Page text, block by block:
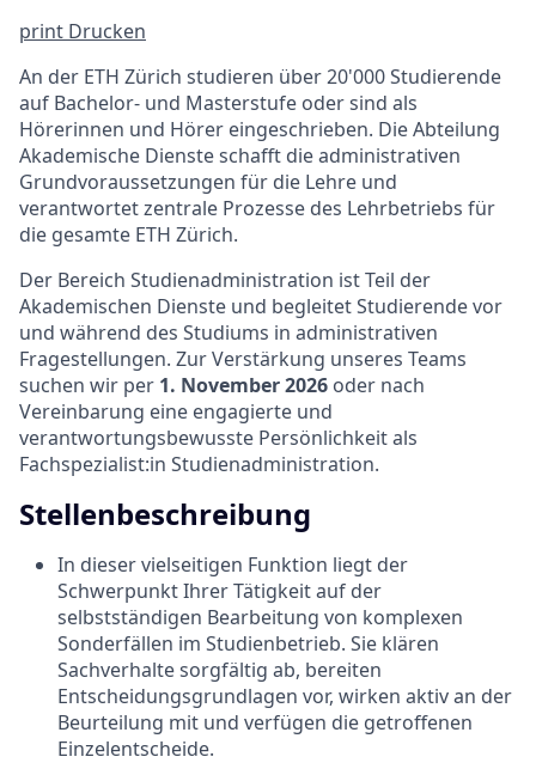
print Drucken
An der ETH Zürich studieren über 20'000 Studierende
auf Bachelor- und Masterstufe oder sind als
Hörerinnen und Hörer eingeschrieben. Die Abteilung
Akademische Dienste schafft die administrativen
Grundvoraussetzungen für die Lehre und
verantwortet zentrale Prozesse des Lehrbetriebs für
die gesamte ETH Zürich.
Der Bereich Studienadministration ist Teil der
Akademischen Dienste und begleitet Studierende vor
und während des Studiums in administrativen
Fragestellungen. Zur Verstärkung unseres Teams
suchen wir per 1. November 2026 oder nach
Vereinbarung eine engagierte und
verantwortungsbewusste Persönlichkeit als
Fachspezialist:in Studienadministration.
Stellenbeschreibung
In dieser vielseitigen Funktion liegt der
Schwerpunkt Ihrer Tätigkeit auf der
selbstständigen Bearbeitung von komplexen
Sonderfällen im Studienbetrieb. Sie klären
Sachverhalte sorgfältig ab, bereiten
Entscheidungsgrundlagen vor, wirken aktiv an der
Beurteilung mit und verfügen die getroffenen
Einzelentscheide.